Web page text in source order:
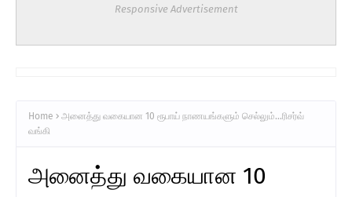
Responsive Advertisement
Home
அனைத்து வகையான 10 ரூபாய் நாணயங்களும் செல்லும்...ரிசர்வ்
வங்கி
அனைத்து வகையான 10